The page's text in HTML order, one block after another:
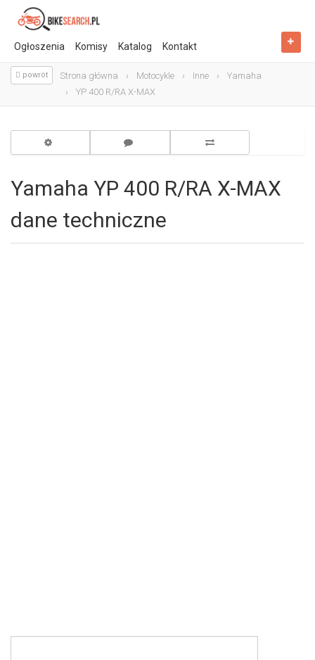
Ogłoszenia Komisy Katalog Kontakt
powrót Strona główna Motocykle Inne
Yamaha
YP 400 R/RA X-MAX
Yamaha YP 400 R/RA X-MAX
dane techniczne